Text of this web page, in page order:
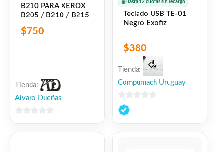
Potencia equilibrada, confiabilidad
empresarial y excelente relación precio-
rendimiento.
Facebook
WhatsApp
GmailEmail
Twitter
B210 PARA XEROX
B205 / B210 / B215
$750
Tienda:
Alvaro Dueñas
▣ Hasta 12 cuotas sin recargo
Teclado USB TE-01
Negro Exofiz
$380
Tienda:
Compumach Uruguay
0
de